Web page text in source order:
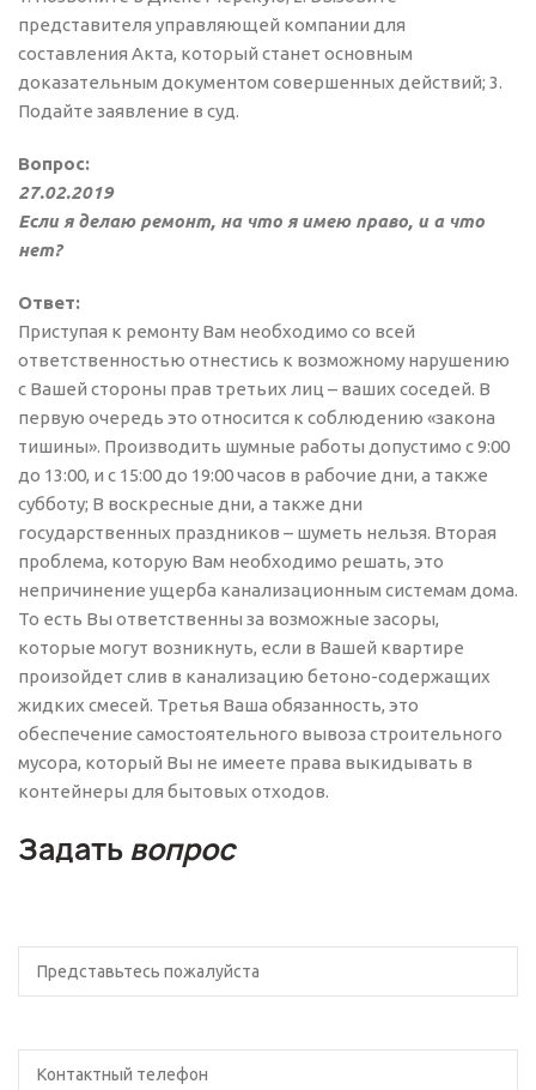
представителя управляющей компании для
составления Акта, который станет основным
доказательным документом совершенных действий; 3.
Подайте заявление в суд.
Вопрос:
27.02.2019
Если я делаю ремонт, на что я имею право, и а что
нет?
Ответ:
Приступая к ремонту Вам необходимо со всей
ответственностью отнестись к возможному нарушению
с Вашей стороны прав третьих лиц – ваших соседей. В
первую очередь это относится к соблюдению «закона
тишины». Производить шумные работы допустимо с 9:00
до 13:00, и с 15:00 до 19:00 часов в рабочие дни, а также
субботу; В воскресные дни, а также дни
государственных праздников – шуметь нельзя. Вторая
проблема, которую Вам необходимо решать, это
непричинение ущерба канализационным системам дома.
То есть Вы ответственны за возможные засоры,
которые могут возникнуть, если в Вашей квартире
произойдет слив в канализацию бетоно-содержащих
жидких смесей. Третья Ваша обязанность, это
обеспечение самостоятельного вывоза строительного
мусора, который Вы не имеете права выкидывать в
контейнеры для бытовых отходов.
Задатьвопрос